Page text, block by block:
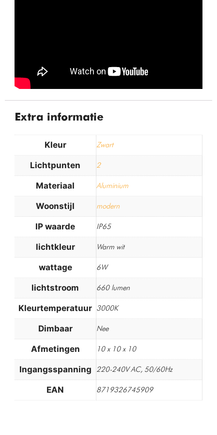
Extra informatie
Kleur Zwart
Lichtpunten 2
Materiaal Aluminium
Woonstijl modern
IP waarde IP65
lichtkleur Warm wit
wattage 6W
lichtstroom 660 lumen
Kleurtemperatuur 3000K
Dimbaar Nee
Afmetingen 10 x 10 x 10
Ingangsspanning 220-240V AC, 50/60Hz
EAN 8719326745909